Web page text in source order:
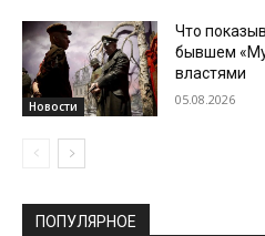
Новости
Что
бывшем
властями
05.08.2026
ПОПУЛЯРНОЕ